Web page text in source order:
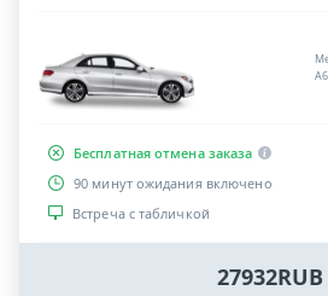
Бесплатная отмена заказа
90 минут ожидания включено
Встреча с табличкой
27932RUB